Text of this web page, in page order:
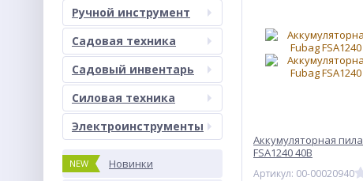
Ручной инструмент
Садовая техника
Садовый инвентарь
Силовая техника
Электроинструменты
NEW Новинки
Аккумуляторная
FSA1240 40В
Артикул: 00-00020940